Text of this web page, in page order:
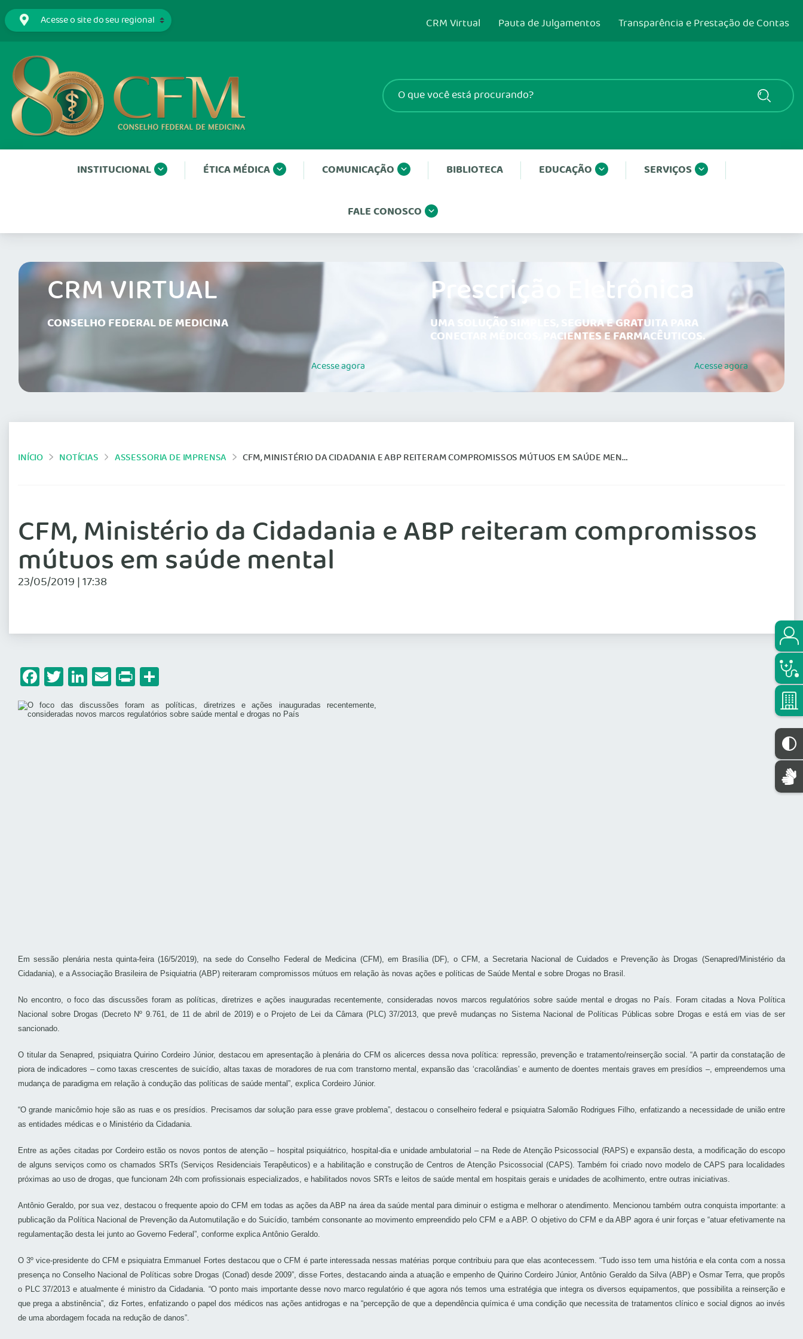
CRM Virtual Pauta de Julgamentos Transparência e Prestação de Contas
INSTITUCIONAL ÉTICA MÉDICA COMUNICAÇÃO BIBLIOTECA EDUCAÇÃO SERVIÇOS
FALE CONOSCO
CRM VIRTUAL
CONSELHO FEDERAL DE MEDICINA
Acesseagora
Prescrição Eletrônica
UMA SOLUÇÃO SIMPLES, SEGURA E GRATUITA PARA
CONECTAR MÉDICOS, PACIENTES E FARMACÊUTICOS.
Acesseagora
INÍCIO NOTÍCIAS ASSESSORIA DE IMPRENSA CFM, MINISTÉRIO DA CIDADANIA E ABP REITERAM COMPROMISSOS MÚTUOS EM SAÚDE MENTAL
CFM, Ministério da Cidadania e ABP reiteram compromissos
mútuos em saúde mental
23/05/2019 | 17:38
Facebook
Twitter
LinkedIn
Email
Print
Em sessão plenária nesta quinta-feira (16/5/2019), na sede do Conselho Federal de Medicina (CFM), em Brasília (DF), o CFM, a Secretaria Nacional de Cuidados e Prevenção às Drogas (Senapred/Ministério da
Cidadania), e a Associação Brasileira de Psiquiatria (ABP) reiteraram compromissos mútuos em relação às novas ações e políticas de Saúde Mental e sobre Drogas no Brasil.
No encontro, o foco das discussões foram as políticas, diretrizes e ações inauguradas recentemente, consideradas novos marcos regulatórios sobre saúde mental e drogas no País. Foram citadas a Nova Política
Nacional sobre Drogas (Decreto Nº 9.761, de 11 de abril de 2019) e o Projeto de Lei da Câmara (PLC) 37/2013, que prevê mudanças no Sistema Nacional de Políticas Públicas sobre Drogas e está em vias de ser
sancionado.
O titular da Senapred, psiquiatra Quirino Cordeiro Júnior, destacou em apresentação à plenária do CFM os alicerces dessa nova política: repressão, prevenção e tratamento/reinserção social. “A partir da constatação de
piora de indicadores – como taxas crescentes de suicídio, altas taxas de moradores de rua com transtorno mental, expansão das ‘cracolândias’ e aumento de doentes mentais graves em presídios –, empreendemos uma
mudança de paradigma em relação à condução das políticas de saúde mental”, explica Cordeiro Júnior.
“O grande manicômio hoje são as ruas e os presídios. Precisamos dar solução para esse grave problema”, destacou o conselheiro federal e psiquiatra Salomão Rodrigues Filho, enfatizando a necessidade de união entre
as entidades médicas e o Ministério da Cidadania.
Entre as ações citadas por Cordeiro estão os novos pontos de atenção – hospital psiquiátrico, hospital-dia e unidade ambulatorial – na Rede de Atenção Psicossocial (RAPS) e expansão desta, a modificação do escopo
de alguns serviços como os chamados SRTs (Serviços Residenciais Terapêuticos) e a habilitação e construção de Centros de Atenção Psicossocial (CAPS). Também foi criado novo modelo de CAPS para localidades
próximas ao uso de drogas, que funcionam 24h com profissionais especializados, e habilitados novos SRTs e leitos de saúde mental em hospitais gerais e unidades de acolhimento, entre outras iniciativas.
Antônio Geraldo, por sua vez, destacou o frequente apoio do CFM em todas as ações da ABP na área da saúde mental para diminuir o estigma e melhorar o atendimento. Mencionou também outra conquista importante: a
publicação da Política Nacional de Prevenção da Automutilação e do Suicídio, também consonante ao movimento empreendido pelo CFM e a ABP. O objetivo do CFM e da ABP agora é unir forças e “atuar efetivamente na
regulamentação desta lei junto ao Governo Federal”, conforme explica Antônio Geraldo.
O 3º vice-presidente do CFM e psiquiatra Emmanuel Fortes destacou que o CFM é parte interessada nessas matérias porque contribuiu para que elas acontecessem. “Tudo isso tem uma história e ela conta com a nossa
presença no Conselho Nacional de Políticas sobre Drogas (Conad) desde 2009”, disse Fortes, destacando ainda a atuação e empenho de Quirino Cordeiro Júnior, Antônio Geraldo da Silva (ABP) e Osmar Terra, que propôs
o PLC 37/2013 e atualmente é ministro da Cidadania. “O ponto mais importante desse novo marco regulatório é que agora nós temos uma estratégia que integra os diversos equipamentos, que possibilita a reinserção e
que prega a abstinência”, diz Fortes, enfatizando o papel dos médicos nas ações antidrogas e na “percepção de que a dependência química é uma condição que necessita de tratamentos clínico e social dignos ao invés
de uma abordagem focada na redução de danos”.